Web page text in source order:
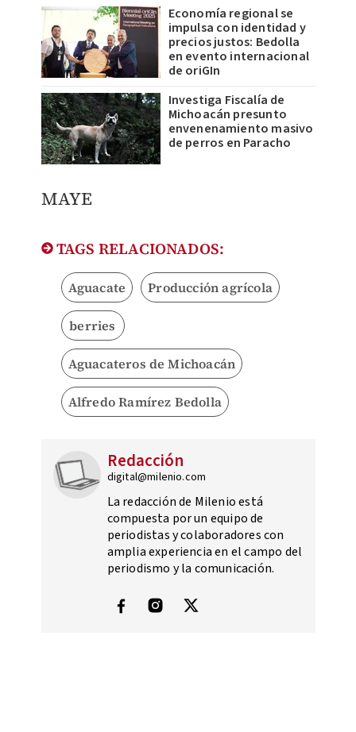
Economía regional se
impulsa con identidad y
precios justos: Bedolla
en evento internacional
de oriGIn
Investiga Fiscalía de
Michoacán presunto
envenenamiento masivo
de perros en Paracho
MAYE
TAGS RELACIONADOS:
Aguacate Producción agrícola
berries
Aguacateros de Michoacán
Alfredo Ramírez Bedolla
Redacción
digital@milenio.com
La redacción de Milenio está
compuesta por un equipo de
periodistas y colaboradores con
amplia experiencia en el campo del
periodismo y la comunicación.